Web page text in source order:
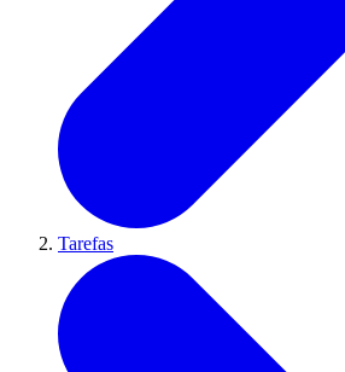
Tarefas